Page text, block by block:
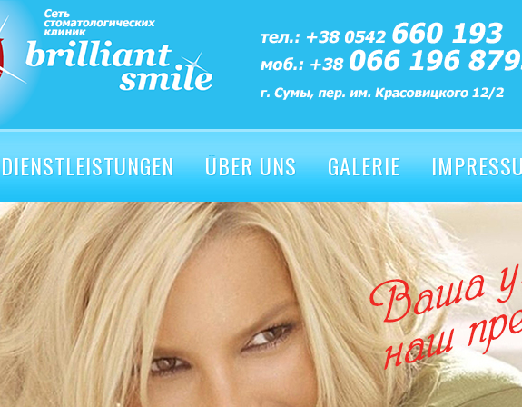
DIENSTLEISTUNGEN ÜBER UNS GALERIE